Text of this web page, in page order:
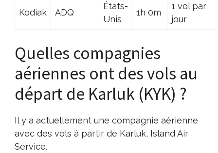
Kodiak ADQ
États-
Unis
1h 0m
1 vol par
jour
Quelles compagnies
aériennes ont des vols au
départ de Karluk (KYK) ?
Il y a actuellement une compagnie aérienne
avec des vols à partir de Karluk, Island Air
Service.